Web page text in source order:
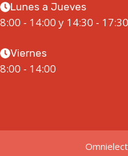
Lunes a Jueves
8:00 - 14:00 y 14:30 - 17:30
Viernes
8:00 - 14:00